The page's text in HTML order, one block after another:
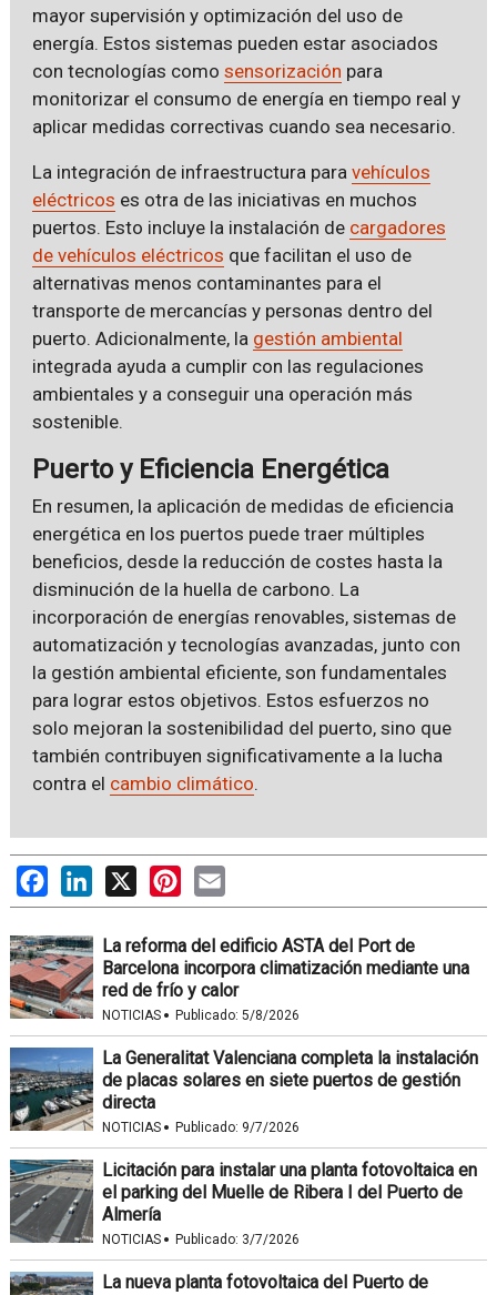
mayor supervisión y optimización del uso de
energía. Estos sistemas pueden estar asociados
con tecnologías como sensorización para
monitorizar el consumo de energía en tiempo real y
aplicar medidas correctivas cuando sea necesario.
La integración de infraestructura para vehículos
eléctricos es otra de las iniciativas en muchos
puertos. Esto incluye la instalación de cargadores
de vehículos eléctricos que facilitan el uso de
alternativas menos contaminantes para el
transporte de mercancías y personas dentro del
puerto. Adicionalmente, la gestión ambiental
integrada ayuda a cumplir con las regulaciones
ambientales y a conseguir una operación más
sostenible.
Puerto y Eficiencia Energética
En resumen, la aplicación de medidas de eficiencia
energética en los puertos puede traer múltiples
beneficios, desde la reducción de costes hasta la
disminución de la huella de carbono. La
incorporación de energías renovables, sistemas de
automatización y tecnologías avanzadas, junto con
la gestión ambiental eficiente, son fundamentales
para lograr estos objetivos. Estos esfuerzos no
solo mejoran la sostenibilidad del puerto, sino que
también contribuyen significativamente a la lucha
contra el cambio climático.
FacebookLinkedIn
X PinterestEmail
La reforma del edificio ASTA del Port de
Barcelona incorpora climatización mediante una
red de frío y calor
NOTICIAS · Publicado: 5/8/2026
La Generalitat Valenciana completa la instalación
de placas solares en siete puertos de gestión
directa
NOTICIAS · Publicado: 9/7/2026
Licitación para instalar una planta fotovoltaica en
el parking del Muelle de Ribera I del Puerto de
Almería
NOTICIAS · Publicado: 3/7/2026
La nueva planta fotovoltaica del Puerto de